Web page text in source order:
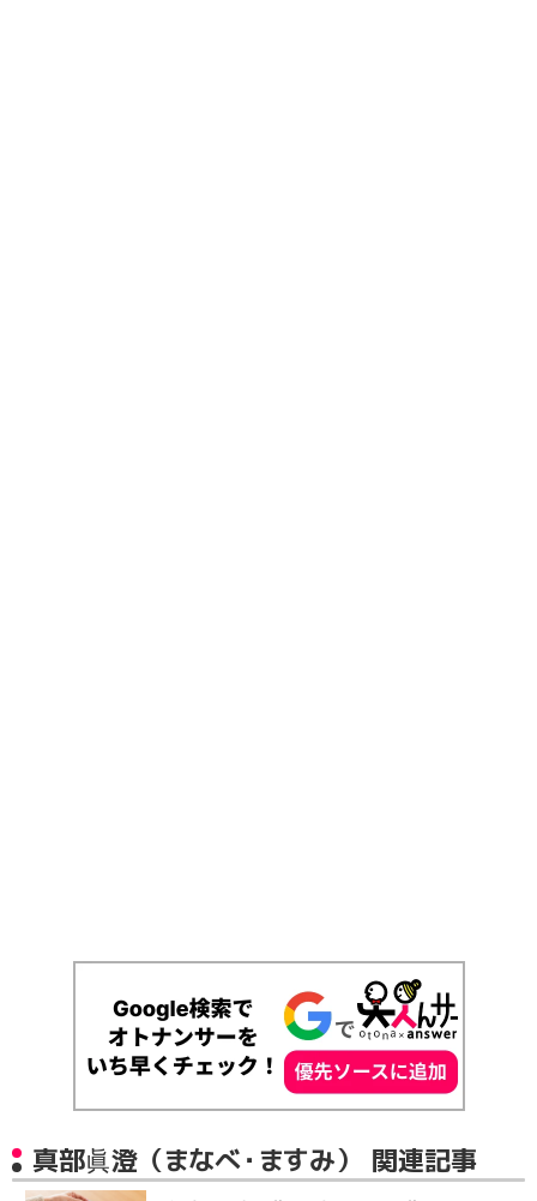
真部眞澄（まなべ・ますみ） 関連記事